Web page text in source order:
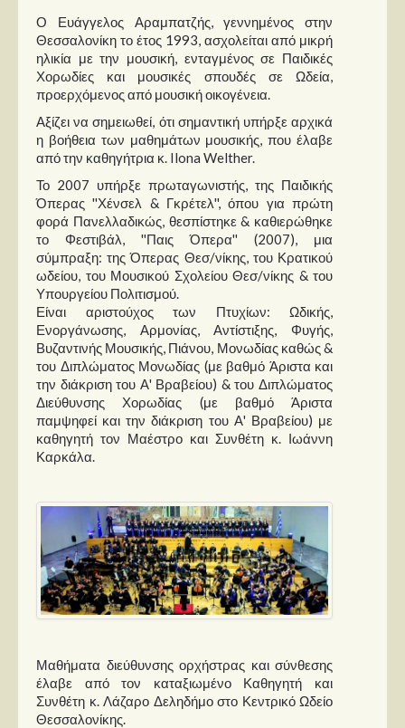
Ο Ευάγγελος Αραμπατζής, γεννημένος στην
Θεσσαλονίκη το έτος 1993, ασχολείται από μικρή
ηλικία με την μουσική, ενταγμένος σε Παιδικές
Χορωδίες και μουσικές σπουδές σε Ωδεία,
προερχόμενος από μουσική οικογένεια.
Αξίζει να σημειωθεί, ότι σημαντική υπήρξε αρχικά
η βοήθεια των μαθημάτων μουσικής, που έλαβε
από την καθηγήτρια κ. Ilona Welther.
Το 2007 υπήρξε πρωταγωνιστής, της Παιδικής
Όπερας ''Χένσελ & Γκρέτελ'', όπου για πρώτη
φορά Πανελλαδικώς, θεσπίστηκε & καθιερώθηκε
το Φεστιβάλ, ''Παις Όπερα'' (2007), μια
σύμπραξη: της Όπερας Θεσ/νίκης, του Κρατικού
ωδείου, του Μουσικού Σχολείου Θεσ/νίκης & του
Υπουργείου Πολιτισμού.
Είναι αριστούχος των Πτυχίων: Ωδικής,
Ενοργάνωσης, Αρμονίας, Αντίστιξης, Φυγής,
Βυζαντινής Μουσικής, Πιάνου, Μονωδίας καθώς &
του Διπλώματος Μονωδίας (με βαθμό Άριστα και
την διάκριση του Α' Βραβείου) & του Διπλώματος
Διεύθυνσης Χορωδίας (με βαθμό Άριστα
παμψηφεί και την διάκριση του Α' Βραβείου) με
καθηγητή τον Μαέστρο και Συνθέτη κ. Ιωάννη
Καρκάλα.
Μαθήματα διεύθυνσης ορχήστρας και σύνθεσης
έλαβε από τον καταξιωμένο Καθηγητή και
Συνθέτη κ. Λάζαρο Δεληδήμο στο Κεντρικό Ωδείο
Θεσσαλονίκης.